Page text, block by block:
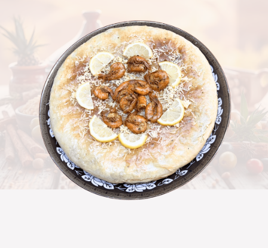
يمكن
اختيار
الخيارات
على
صفحة
المنتج